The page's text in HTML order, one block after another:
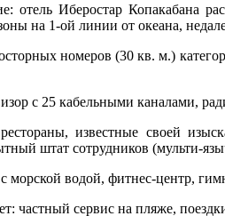
отель Иберостар Копакабана
на 1-ой линии от океана,
номеров (30 кв. м.)
с 25 кабельными каналами,
известные своей
штат сотрудников (мульти-
морской водой, фитнес-центр,
частный сервис на пляже,